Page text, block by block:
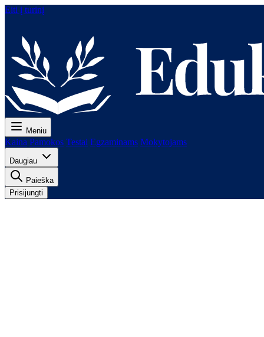
Eiti į turinį
Meniu
Kaina Pamokos Testai Egzaminams Mokytojams
Daugiau
Paieška
Prisijungti